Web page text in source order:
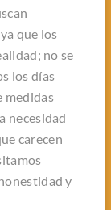
que los
no se
los días
medidas
necesidad
carecen
y